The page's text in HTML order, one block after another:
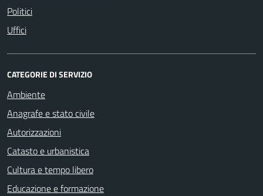
Politici
Uffici
CATEGORIE DI SERVIZIO
Ambiente
Anagrafe e stato civile
Autorizzazioni
Catasto e urbanistica
Cultura e tempo libero
Educazione e formazione